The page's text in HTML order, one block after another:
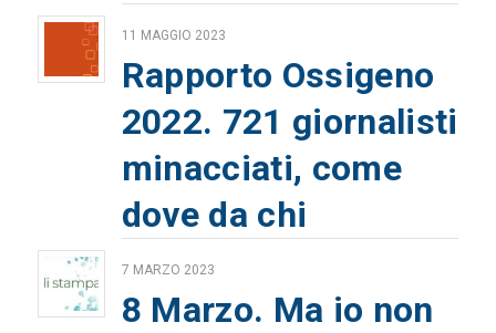
11 MAGGIO 2023
Rapporto Ossigeno
2022. 721 giornalisti
minacciati, come
dove da chi
7 MARZO 2023
8 Marzo. Ma io non